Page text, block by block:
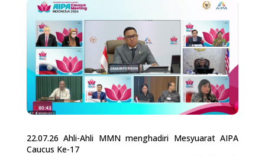
22.07.26 Ahli-Ahli MMN menghadiri Mesyuarat AIPA
Caucus Ke-17